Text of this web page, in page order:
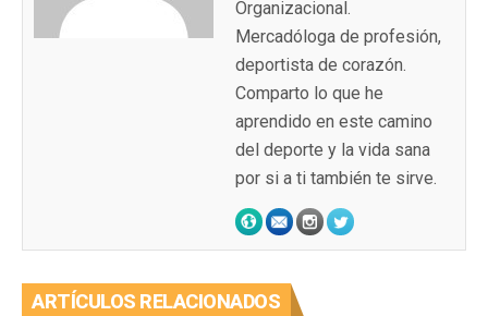
Organizacional.
Mercadóloga de profesión,
deportista de corazón.
Comparto lo que he
aprendido en este camino
del deporte y la vida sana
por si a ti también te sirve.
ARTÍCULOS RELACIONADOS